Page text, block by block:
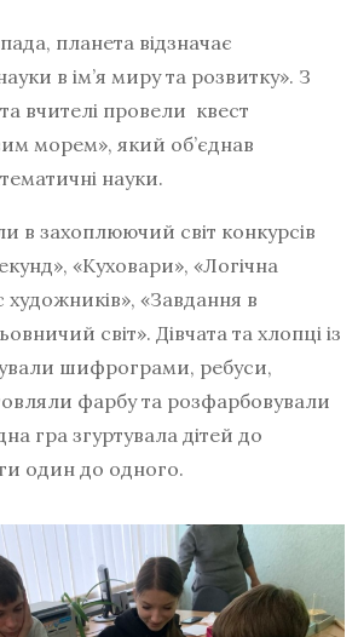
планета відзначає
в ім’я миру та розвитку». З
вчителі провели квест
морем», який об’єднав
науки.
в захоплюючий світ конкурсів
«Куховари», «Логічна
художників», «Завдання в
світ». Дівчата та хлопці із
шифрограми, ребуси,
фарбу та розфарбовували
гра згуртувала дітей до
один до одного.